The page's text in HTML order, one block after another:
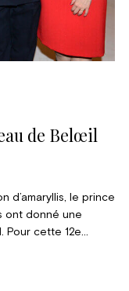
de Belœil
d’amaryllis, le prince
ont donné une
Pour cette 12e
contes de fée ! ©